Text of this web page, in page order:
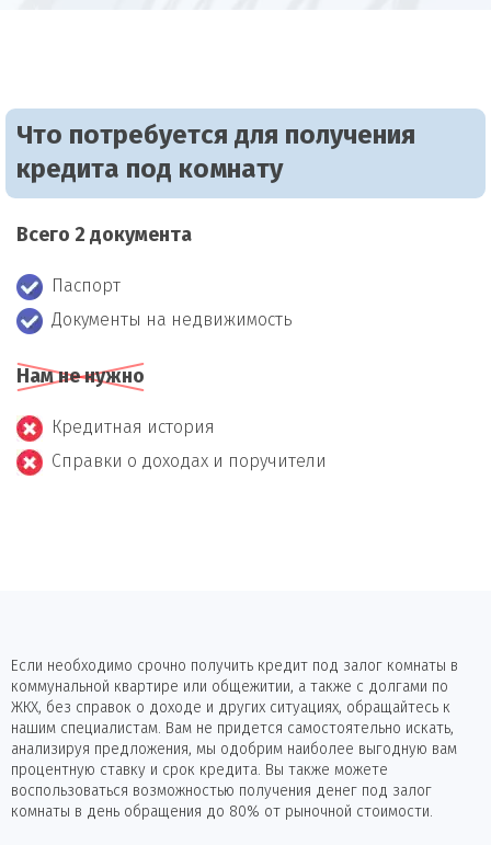
Что потребуется для получения
кредита под комнату
Всего 2 документа
Паспорт
Документы на недвижимость
Нам не нужно
Кредитная история
Справки о доходах и поручители
Если необходимо срочно получить кредит под залог комнаты в
коммунальной квартире или общежитии, а также с долгами по
ЖКХ, без справок о доходе и других ситуациях, обращайтесь к
нашим специалистам. Вам не придется самостоятельно искать,
анализируя предложения, мы одобрим наиболее выгодную вам
процентную ставку и срок кредита. Вы также можете
воспользоваться возможностью получения денег под залог
комнаты в день обращения до 80% от рыночной стоимости.